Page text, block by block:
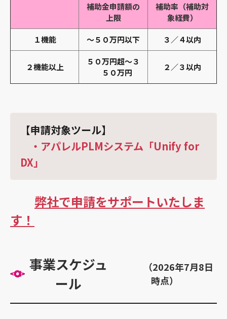
補助金申請額の
上限
補助率（補助対
象経費）
１機能 ～５０万円以下 ３／４以内
２機能以上
５０万円超～３
５０万円
２／３以内
【申請対象ツール】
・アパレルPLMシステム「Unify for
DX」
弊社で申請をサポートいたしま
す！
事業スケジュ
ール
（2026年7月8日
時点）